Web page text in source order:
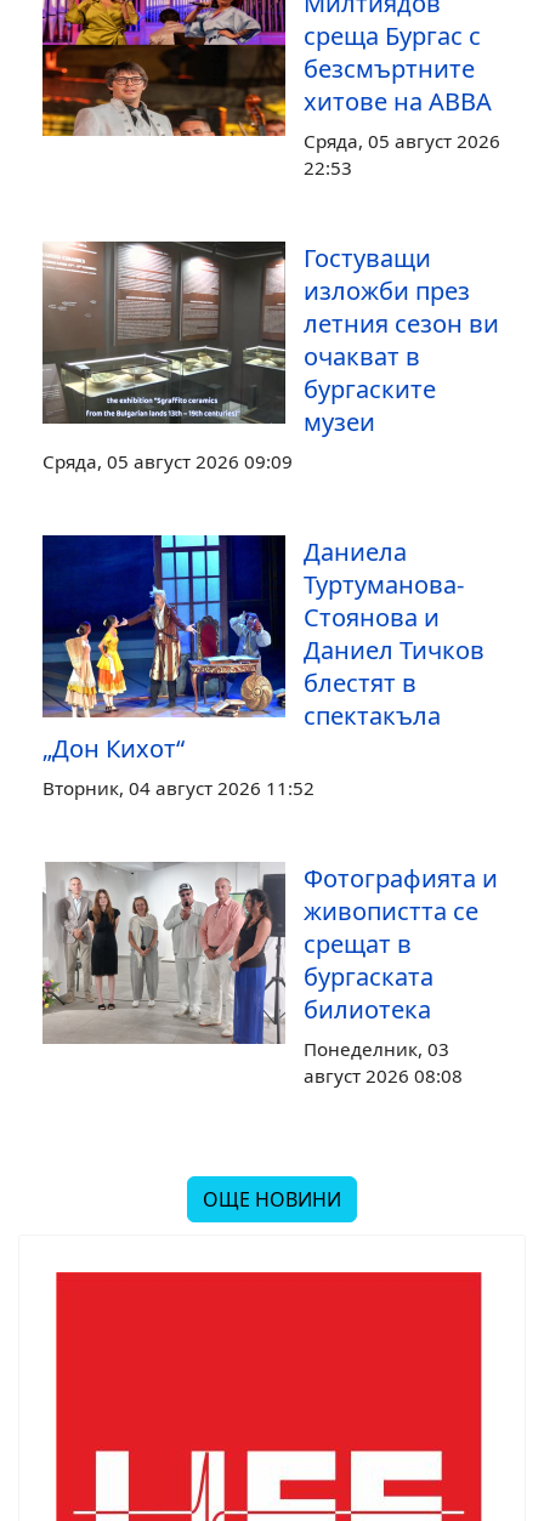
среща Бургас с
безсмъртните
хитове на ABBA
Сряда, 05 август 2026
22:53
Гостуващи
изложби през
летния сезон ви
очакват в
бургаските
музеи
Сряда, 05 август 2026 09:09
Даниела
Туртуманова-
Стоянова и
Даниел Тичков
блестят в
спектакъла
„Дон Кихот“
Вторник, 04 август 2026 11:52
Фотографията и
живопистта се
срещат в
бургаската
билиотека
Понеделник, 03
август 2026 08:08
ОЩЕ НОВИНИ